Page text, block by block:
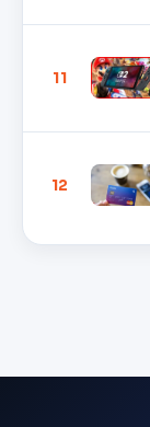
11
12